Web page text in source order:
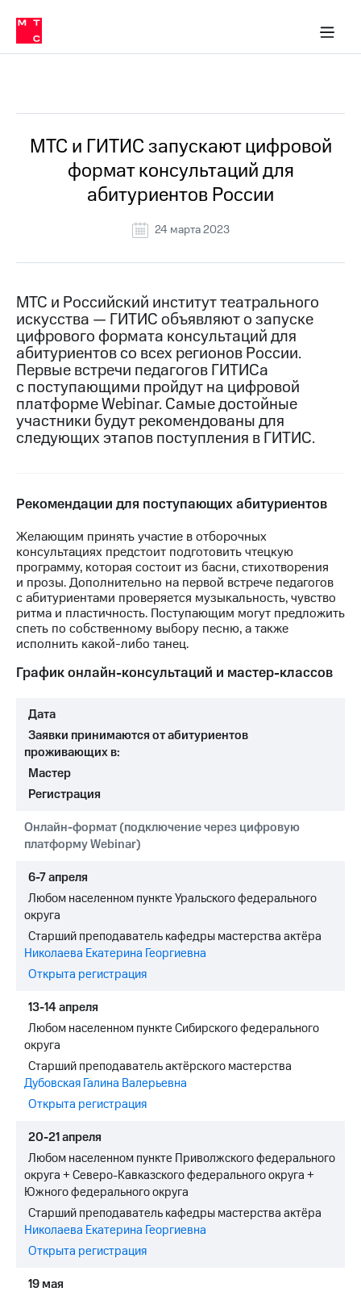
Медиа-центр
и акционерам
Устойчивое развитие
Комплаенс и деловая этика
компании
Карьера
История
компании
Руководство
информация
Контакты
Медиа-центр
Пресс-
релизы
МТС
о технологиях
Достижения
отчетность
Контакты
Новости
в
регионе
и акционерам
Корпоративное
управление
информации
Информация
акционерам
Документы
ПАО
"МТС"
Собрания
акционеров
кабинет
акционера
Акционерный
Контроль
и
аудит
акций
Описание
приобретения
Порядок
акций
Рынок
облигаций
Описание
Еврооблигации-2023
Уведомление
о
погашении
именных
в МТС
Пресс-
релизы
МТС
о технологиях
МТС и ГИТИС запускают цифровой
формат консультаций для
абитуриентов России
24 марта 2023
МТС и Российский институт театрального
искусства — ГИТИС объявляют о запуске
цифрового формата консультаций для
абитуриентов со всех регионов России.
Первые встречи педагогов ГИТИСа
с поступающими пройдут на цифровой
платформе Webinar. Самые достойные
участники будут рекомендованы для
следующих этапов поступления в ГИТИС.
Рекомендации для поступающих абитуриентов
Желающим принять участие в отборочных
консультациях предстоит подготовить чтецкую
программу, которая состоит из басни, стихотворения
и прозы. Дополнительно на первой встрече педагогов
с абитуриентами проверяется музыкальность, чувство
ритма и пластичность. Поступающим могут предложить
спеть по собственному выбору песню, а также
исполнить какой-либо танец.
График онлайн-консультаций и мастер-классов
Дата
Заявки принимаются от абитуриентов
проживающих в:
Мастер
Регистрация
Онлайн-формат (подключение через цифровую
платформу Webinar)
6-7 апреля
Любом населенном пункте Уральского федерального
округа
Старший преподаватель кафедры мастерства актёра
Николаева Екатерина Георгиевна
Открыта регистрация
13-14 апреля
Любом населенном пункте Сибирского федерального
округа
Старший преподаватель актёрского мастерства
Дубовская Галина Валерьевна
Открыта регистрация
20-21 апреля
Любом населенном пункте Приволжского федерального
округа + Северо-Кавказского федерального округа +
Южного федерального округа
Старший преподаватель кафедры мастерства актёра
Николаева Екатерина Георгиевна
Открыта регистрация
19 мая